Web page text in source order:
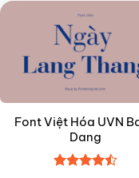
Font Việt Hóa UVN
Dang